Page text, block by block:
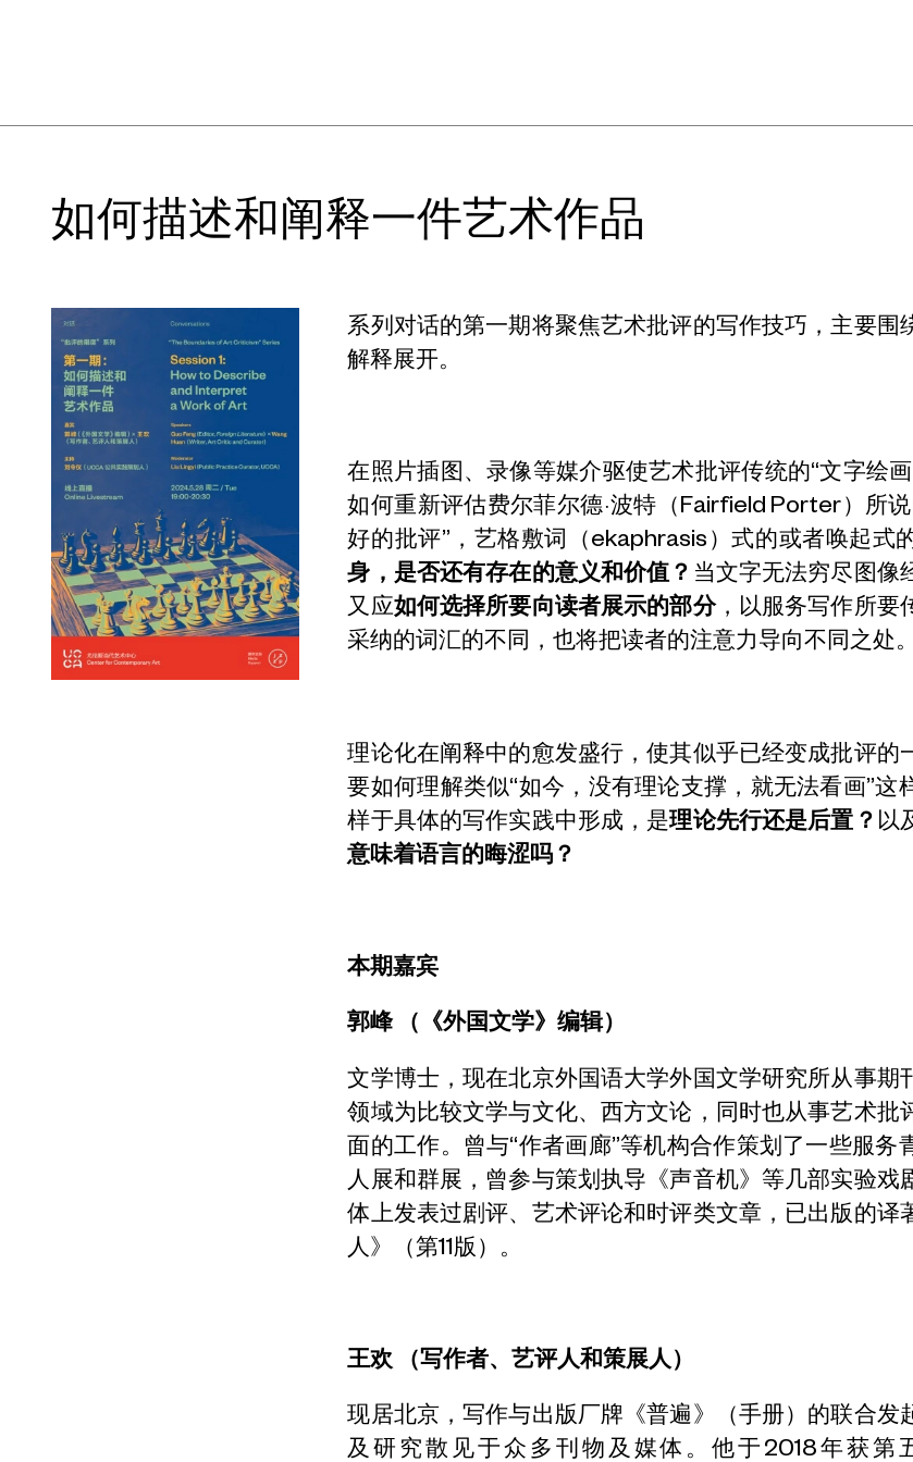
如何描述和阐释一件艺术作品
系列对话的第一期将聚焦艺术批评的写作技巧，主要围
解释展开。
在照片插图、录像等媒介驱使艺术批评传统的“文字绘
如何重新评估费尔菲尔德·波特（Fairfield Porter）所
好的批评”，艺格敷词（ekaphrasis ）式的或者唤起式
身，是否还有存在的意义和价值？ 当文字无法穷尽图像
又应如何选择所要向读者展示的部分，以服务写作所要
采纳的词汇的不同，也将把读者的注意力导向不同之处。
理论化在阐释中的愈发盛行，使其似乎已经变成批评的
要如何理解类似“如今，没有理论支撑，就无法看画”这
样于具体的写作实践中形成，是理论先行还是后置？ 以
意味着语言的晦涩吗？
本期嘉宾
郭峰 （ 《外国文学》编辑）
文学博士，现在北京外国语大学外国文学研究所从事期
领域为比较文学与文化、西方文论，同时也从事艺术批
面的工作。曾与“作者画廊”等机构合作策划了一些服务
人展和群展，曾参与策划执导《声音机》等几部实验戏
体上发表过剧评、艺术评论和时评类文章，已出版的译
人》（第11版）。
王欢 （写作者、艺评人和策展人）
现居北京，写作与出版厂牌《普遍》（手册）的联合发
及研究散见于众多刊物及媒体。他于2018年获第